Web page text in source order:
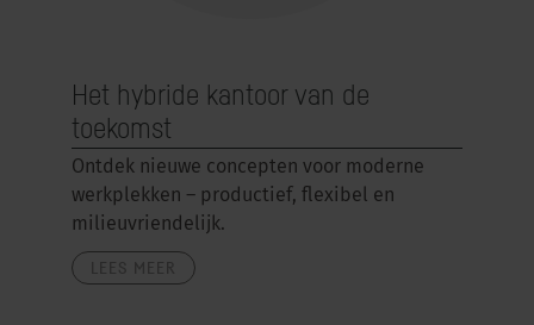
Het hybride kantoor van de
toekomst
Ontdek nieuwe concepten voor moderne
werkplekken – productief, flexibel en
milieuvriendelijk.